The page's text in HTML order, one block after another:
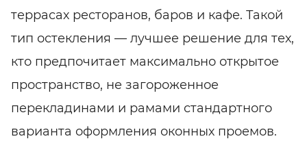
террасах ресторанов, баров и кафе. Такой
тип остекления — лучшее решение для тех,
кто предпочитает максимально открытое
пространство, не загороженное
перекладинами и рамами стандартного
варианта оформления оконных проемов.